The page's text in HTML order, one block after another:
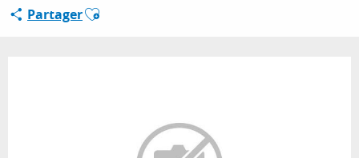
PartagerAjouter aux favoris